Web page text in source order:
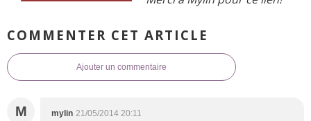
COMMENTER CET ARTICLE
Ajouter un commentaire
M mylin 21/05/2014 20:11